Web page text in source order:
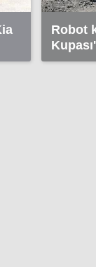
Robot